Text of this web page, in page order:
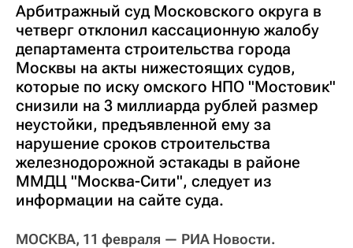
Арбитражный суд Московского округа в
четверг отклонил кассационную жалобу
департамента строительства города
Москвы на акты нижестоящих судов,
которые по иску омского НПО "Мостовик"
снизили на 3 миллиарда рублей размер
неустойки, предъявленной ему за
нарушение сроков строительства
железнодорожной эстакады в районе
ММДЦ "Москва-Сити", следует из
информации на сайте суда.
МОСКВА, 11 февраля — РИА Новости.